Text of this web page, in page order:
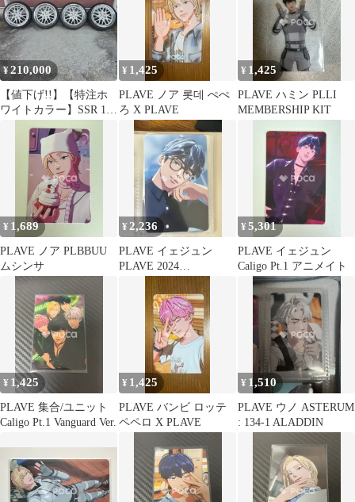
¥210,000
【値下げ!!】【特注ホ
ワイトカラー】SSR 19
ルセット
¥ 1,425
PLAVE ノア 롯데 ぺぺ
ろ X PLAVE
¥ 1,425
PLAVE ハミン PLLI
MEMBERSHIP KIT
¥ 1,689
PLAVE ノア PLBBUU
ムシンサ
¥ 2,236
PLAVE イェジュン
PLAVE 2024
¥5,301
PLAVE イェジュン
Caligo Pt.1 アニメイト
¥ 1,425
PLAVE 集合/ユニット
Caligo Pt.1 Vanguard Ver.
¥ 1,425
PLAVE バンビ ロッテ
ペペロ X PLAVE
¥ 1,510
PLAVE ウノ ASTERUM
: 134-1 ALADDIN